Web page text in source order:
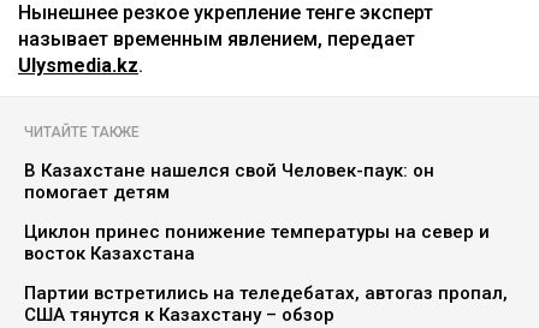
Нынешнее резкое укрепление тенге эксперт
называет временным явлением, передает
Ulysmedia.kz.
ЧИТАЙТЕ ТАКЖЕ
В Казахстане нашелся свой Человек-паук: он
помогает детям
Циклон принес понижение температуры на север и
восток Казахстана
Партии встретились на теледебатах, автогаз пропал,
США тянутся к Казахстану – обзор